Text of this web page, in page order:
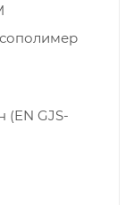
(EN GJS-